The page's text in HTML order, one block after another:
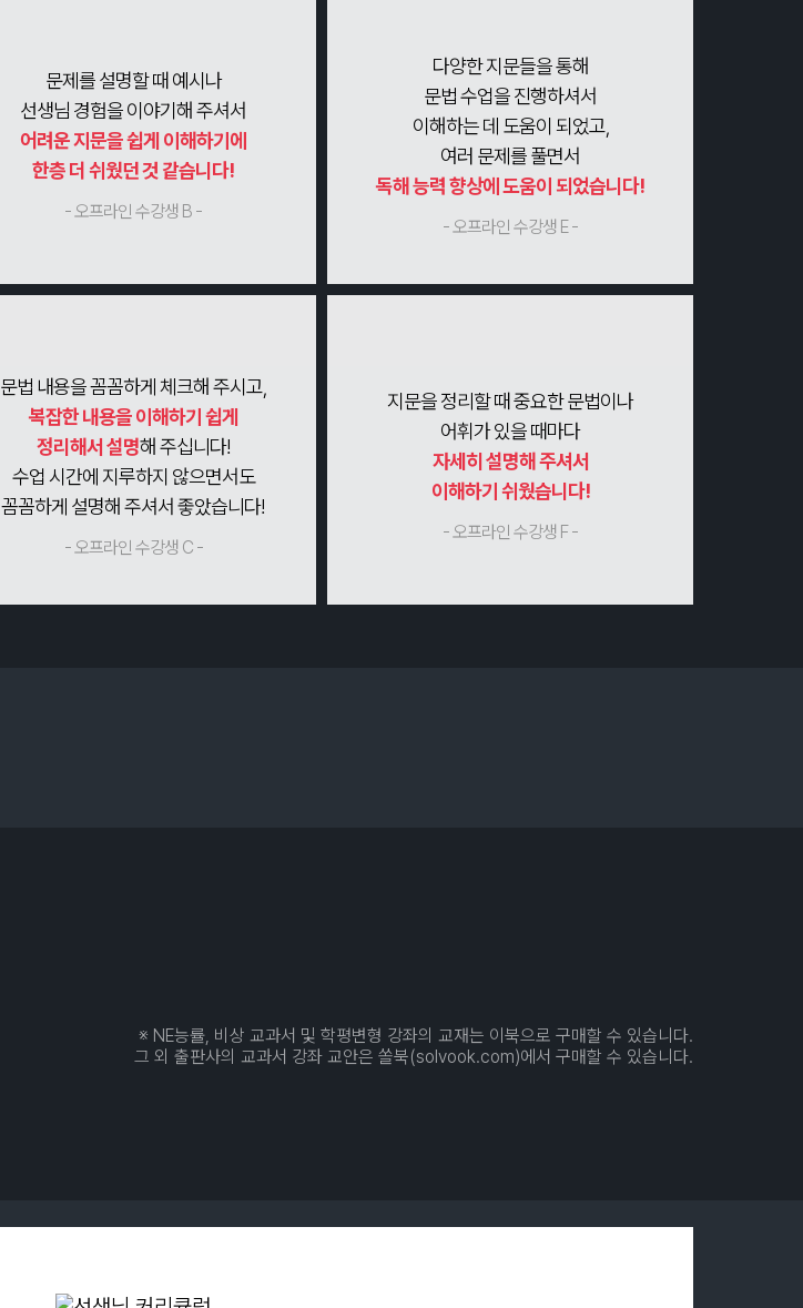
문제를 설명할 때 예시나
선생님 경험을 이야기해 주셔서
어려운 지문을 쉽게 이해하기에
한층 더 쉬웠던 것 같습니다!
- 오프라인 수강생 B -
다양한 지문들을 통해
문법 수업을 진행하셔서
이해하는 데 도움이 되었고,
여러 문제를 풀면서
독해 능력 향상에 도움이 되었습니다!
- 오프라인 수강생 E -
문법 내용을 꼼꼼하게 체크해 주시고,
복잡한 내용을 이해하기 쉽게
정리해서 설명해 주십니다!
수업 시간에 지루하지 않으면서도
꼼꼼하게 설명해 주셔서 좋았습니다!
- 오프라인 수강생 C -
지문을 정리할 때 중요한 문법이나
어휘가 있을 때마다
자세히 설명해 주셔서
이해하기 쉬웠습니다!
- 오프라인 수강생 F -
※ NE능률, 비상 교과서 및 학평변형 강좌의 교재는 이북으로 구매할 수 있습니다.
그 외 출판사의 교과서 강좌 교안은 쏠북(solvook.com)에서 구매할 수 있습니다.